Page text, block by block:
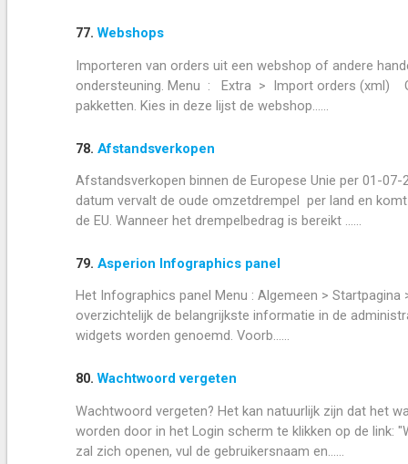
77.Webshops
Importeren van orders uit een webshop of andere
ondersteuning. Menu : Extra > Import orders (xml)
pakketten. Kies in deze lijst de webshop......
78. Afstandsverkopen
Afstandsverkopen binnen de Europese Unie per 01-
datum vervalt de oude omzetdrempel per land en
de EU. Wanneer het drempelbedrag is bereikt ......
79. Asperion Infographics panel
Het Infographics panel Menu : Algemeen >
overzichtelijk de belangrijkste informatie in de
widgets worden genoemd. Voorb......
80.Wachtwoord vergeten
Wachtwoord vergeten? Het kan natuurlijk zijn dat het
worden door in het Login scherm te klikken op de
zal zich openen, vul de gebruikersnaam en......